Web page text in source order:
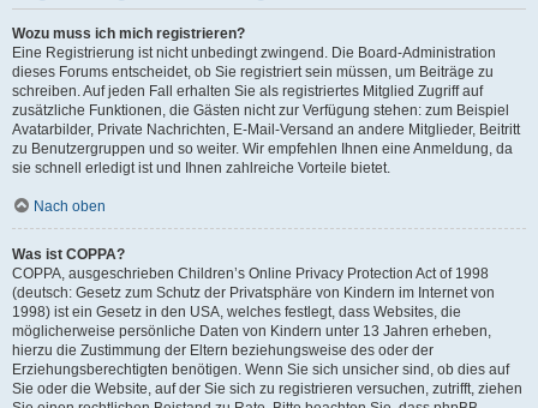
Wozu muss ich mich registrieren?
Eine Registrierung ist nicht unbedingt zwingend. Die Board-Administration
dieses Forums entscheidet, ob Sie registriert sein müssen, um Beiträge zu
schreiben. Auf jeden Fall erhalten Sie als registriertes Mitglied Zugriff auf
zusätzliche Funktionen, die Gästen nicht zur Verfügung stehen: zum Beispiel
Avatarbilder, Private Nachrichten, E-Mail-Versand an andere Mitglieder, Beitritt
zu Benutzergruppen und so weiter. Wir empfehlen Ihnen eine Anmeldung, da
sie schnell erledigt ist und Ihnen zahlreiche Vorteile bietet.
Nach oben
Was ist COPPA?
COPPA, ausgeschrieben Children’s Online Privacy Protection Act of 1998
(deutsch: Gesetz zum Schutz der Privatsphäre von Kindern im Internet von
1998) ist ein Gesetz in den USA, welches festlegt, dass Websites, die
möglicherweise persönliche Daten von Kindern unter 13 Jahren erheben,
hierzu die Zustimmung der Eltern beziehungsweise des oder der
Erziehungsberechtigten benötigen. Wenn Sie sich unsicher sind, ob dies auf
Sie oder die Website, auf der Sie sich zu registrieren versuchen, zutrifft, ziehen